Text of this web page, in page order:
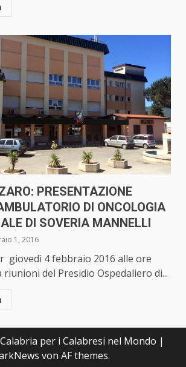
PRESENTAZIONE
DI ONCOLOGIA
DI SOVERIA MANNELLI
1, 2016
giovedì 4 febbraio 2016 alle ore
riunioni del Presidio Ospedaliero di...
per i Calabresi nel Mondo |
von AF themes.